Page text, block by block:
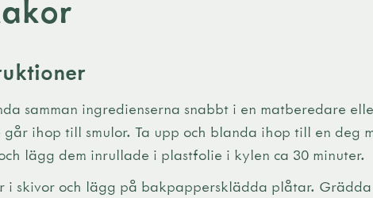
samman ingredienserna snabbt i en matberedare
går ihop till smulor. Ta upp och blanda ihop till en deg
lägg dem inrullade i plastfolie i kylen ca 30 minuter.
i skivor och lägg på bakpappersklädda plåtar.